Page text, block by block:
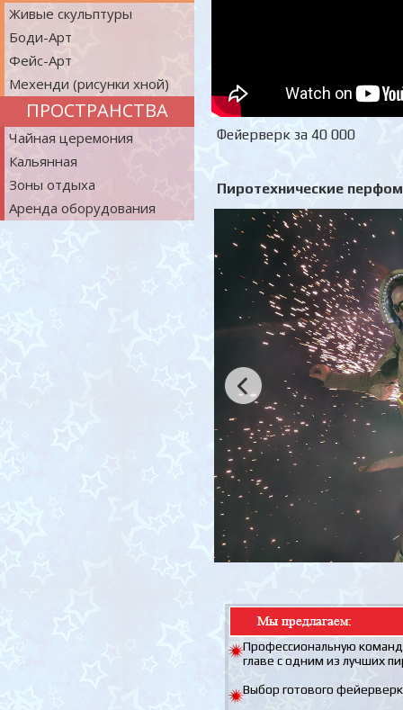
ПРОСТРАНСТВА
Живые скульптуры
Боди-Арт
Фейс-Арт
Мехенди (рисунки хной)
Чайная церемония
Кальянная
Зоны отдыха
Аренда оборудования
Профессиональную
главе с одним из лучших
Выбор готового
Фейерверк за 40 000
Пиротехнические